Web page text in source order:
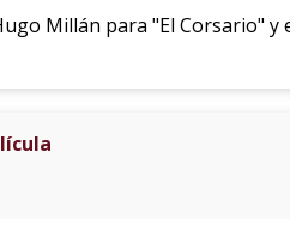
Millán para "El Corsario"